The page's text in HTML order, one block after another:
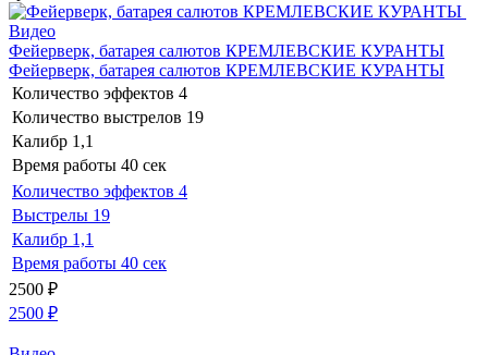
Видео
Фейерверк, батарея салютов КРЕМЛЕВСКИЕ КУРАНТЫ
Фейерверк, батарея салютов КРЕМЛЕВСКИЕ КУРАНТЫ
Количество эффектов 4
Количество выстрелов 19
Калибр 1,1
Время работы 40 сек
Количество эффектов 4
Выстрелы 19
Калибр 1,1
Время работы 40 сек
2500 ₽
2500 ₽